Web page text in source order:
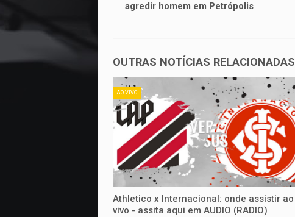
agredir homem em Petrópolis
OUTRAS NOTÍCIAS RELACIONADAS
AO VIVO
Athletico x Internacional: onde assistir ao
vivo - assita aqui em AUDIO (RADIO)